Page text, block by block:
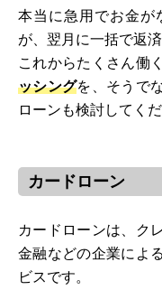
本当に急用でお金が
が、翌月に一括で返
これからたくさん働
ッシングを、そうで
ローンも検討してくだ
カードローン
カードローンは、ク
金融などの企業によ
ビスです。